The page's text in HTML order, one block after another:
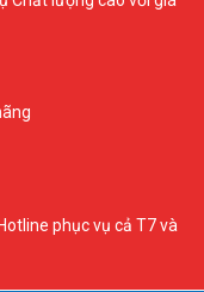
phục vụ cả T7 và